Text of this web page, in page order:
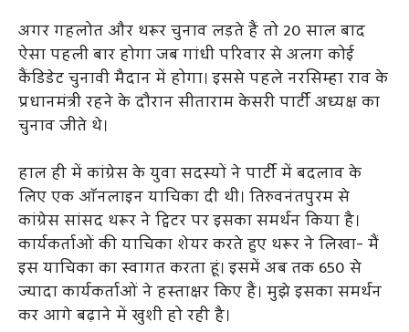
अगर गहलोत और थरूर चुनाव लड़ते हैं तो 20 साल बाद
ऐसा पहली बार होगा जब गांधी परिवार से अलग कोई
कैंडिडेट चुनावी मैदान में होगा। इससे पहले नरसिम्हा राव के
प्रधानमंत्री रहने के दौरान सीताराम केसरी पार्टी अध्यक्ष का
चुनाव जीते थे।
हाल ही में कांग्रेस के युवा सदस्यों ने पार्टी में बदलाव के
लिए एक ऑनलाइन याचिका दी थी। तिरुवनंतपुरम से
कांग्रेस सांसद थरूर ने ट्विटर पर इसका समर्थन किया है।
कार्यकर्ताओं की याचिका शेयर करते हुए थरूर ने लिखा- मैं
इस याचिका का स्वागत करता हूं। इसमें अब तक 650 से
ज्यादा कार्यकर्ताओं ने हस्ताक्षर किए हैं। मुझे इसका समर्थन
कर आगे बढ़ाने में खुशी हो रही है।